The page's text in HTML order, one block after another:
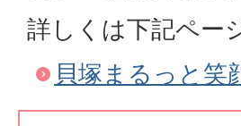
詳しくは下記ペー
貝塚まるっと笑